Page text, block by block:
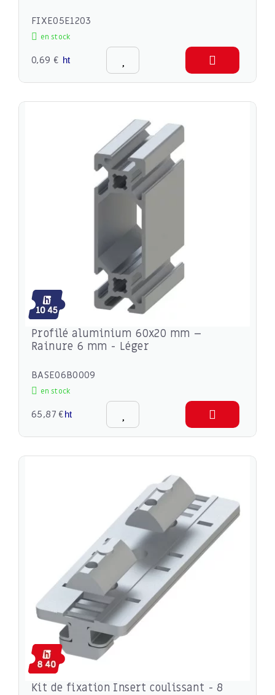
FIXE05E1203
en stock
0,69 € ht
Profilé aluminium 60x20 mm –
Rainure 6 mm - Léger
BASE06B0009
en stock
65,87 €ht
Kit de fixation Insert coulissant - 8